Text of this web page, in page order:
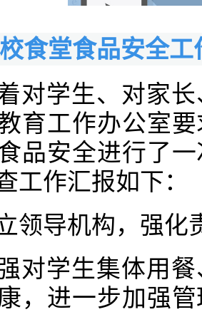
食堂食品安全
对学生、对家
育工作办公室
品安全进行了
工作汇报如下：
领导机构，强化
对学生集体用
，进一步加强